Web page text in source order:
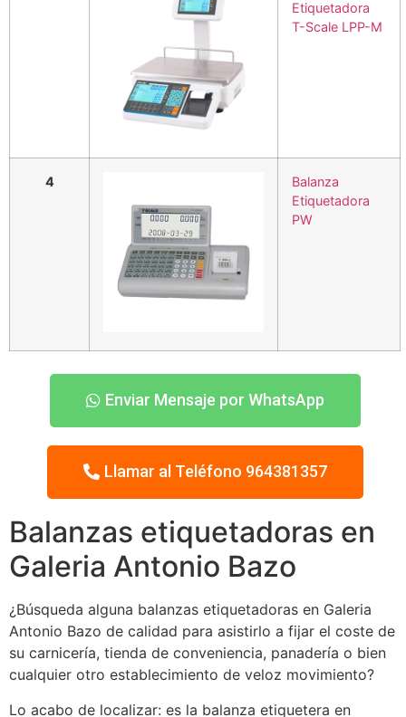
Etiquetadora
T-Scale LPP-M
4
Balanza
Etiquetadora
PW
Enviar Mensaje por WhatsApp
Llamar al Teléfono 964381357
Balanzas etiquetadoras en
Galeria Antonio Bazo
¿Búsqueda alguna balanzas etiquetadoras en Galeria
Antonio Bazo de calidad para asistirlo a fijar el coste de
su carnicería, tienda de conveniencia, panadería o bien
cualquier otro establecimiento de veloz movimiento?
Lo acabo de localizar: es la balanza etiquetera en